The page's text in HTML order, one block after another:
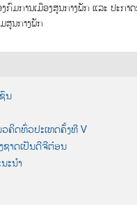
ມການເມືອງສູນກາງພັກ ແລະ ປະກາ
ສູນກາງພັກ
ນ
ຄິດທົ່ວປະເທດຄັ້ງທີ V
າດເປັນດີຈີຕ໋ອນ
ະນຳ